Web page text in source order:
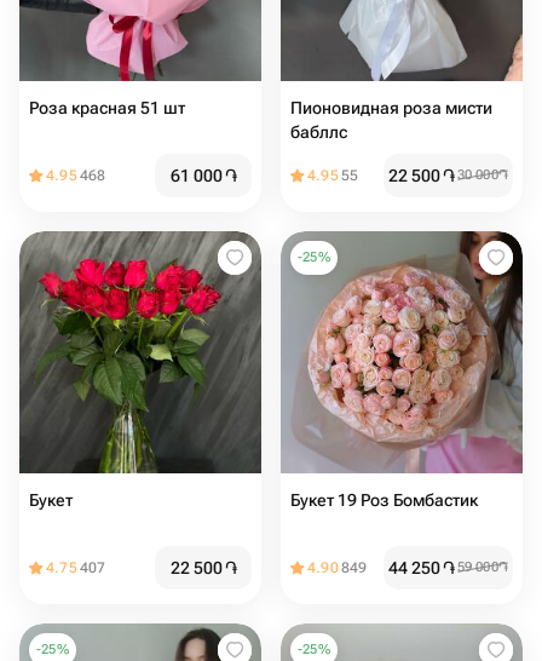
Роза красная 51 шт
4.95468 61 000֏
Пионовидная роза мисти
бабллс ️
4.9555 22 500֏30 000֏
Букет
4.75407 22 500֏
-25%
Букет 19 Роз Бомбастик
4.90849 44 250֏59 000֏
-25% -25%